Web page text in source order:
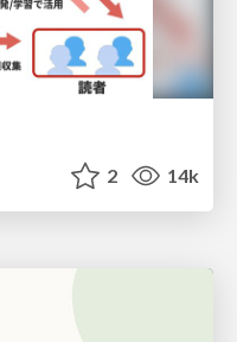
2 14k